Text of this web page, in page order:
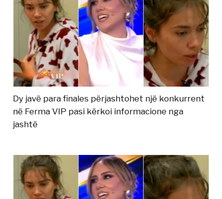
Dy javë para finales përjashtohet një konkurrent
në Ferma VIP pasi kërkoi informacione nga
jashtë